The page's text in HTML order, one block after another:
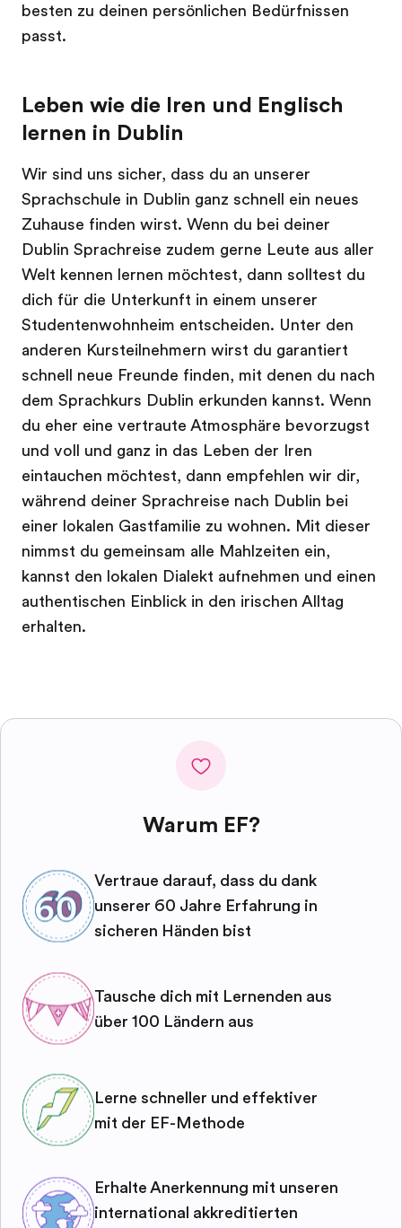
besten zu deinen persönlichen Bedürfnissen
passt.
Leben wie die Iren und Englisch
lernen in Dublin
Wir sind uns sicher, dass du an unserer
Sprachschule in Dublin ganz schnell ein neues
Zuhause finden wirst. Wenn du bei deiner
Dublin Sprachreise zudem gerne Leute aus aller
Welt kennen lernen möchtest, dann solltest du
dich für die Unterkunft in einem unserer
Studentenwohnheim entscheiden. Unter den
anderen Kursteilnehmern wirst du garantiert
schnell neue Freunde finden, mit denen du nach
dem Sprachkurs Dublin erkunden kannst. Wenn
du eher eine vertraute Atmosphäre bevorzugst
und voll und ganz in das Leben der Iren
eintauchen möchtest, dann empfehlen wir dir,
während deiner Sprachreise nach Dublin bei
einer lokalen Gastfamilie zu wohnen. Mit dieser
nimmst du gemeinsam alle Mahlzeiten ein,
kannst den lokalen Dialekt aufnehmen und einen
authentischen Einblick in den irischen Alltag
erhalten.
Warum EF?
Vertraue darauf, dass du dank
unserer 60 Jahre Erfahrung in
sicheren Händen bist
Tausche dich mit Lernenden aus
über 100 Ländern aus
Lerne schneller und effektiver
mit der EF-Methode
Erhalte Anerkennung mit unseren
international akkreditierten